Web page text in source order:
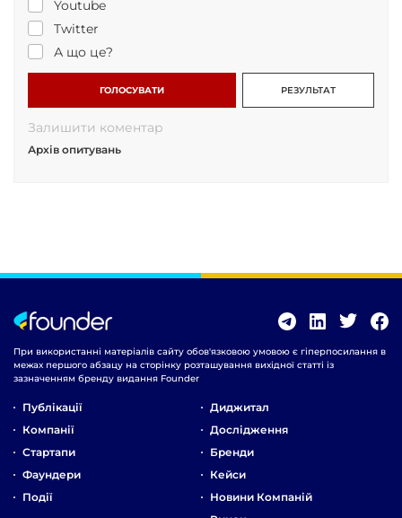
Youtube
Twitter
А що це?
ГОЛОСУВАТИ РЕЗУЛЬТАТ
Залишити коментар
Архів опитувань
При використанні матеріалів сайту обов'язковою умовою є гіперпосилання в
межах першого абзацу на сторінку розташування вихідної статті із
зазначенням бренду видання Founder
Публікації
Компанії
Стартапи
Фаундери
Події
Диджитал
Дослідження
Бренди
Кейси
Новини Компаній